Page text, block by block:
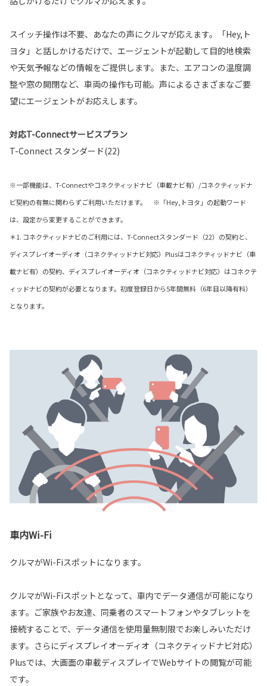
スイッチ操作は不要、あなたの声にクルマが応えます。「Hey,ト
ヨタ」と話しかけるだけで、エージェントが起動して目的地検索
や天気予報などの情報をご提供します。また、エアコンの温度調
整や窓の開閉など、車両の操作も可能。声によるさまざまなご要
望にエージェントがお応えします。
対応T-Connectサービスプラン
T-Connect スタンダード(22)
※一部機能は、T-Connectやコネクティッドナビ（車載ナビ有）/コネクティッドナ
ビ契約の有無に関わらずご利用いただけます。 ※「Hey,トヨタ」の起動ワード
は、設定から変更することができます。
＊1. コネクティッドナビのご利用には、T-Connectスタンダード（22）の契約と、
ディスプレイオーディオ（コネクティッドナビ対応）Plusはコネクティッドナビ（車
載ナビ有）の契約、ディスプレイオーディオ（コネクティッドナビ対応）はコネクテ
ィッドナビの契約が必要となります。初度登録日から5年間無料（6年目以降有料）
となります。
車内Wi-Fi
クルマがWi-Fiスポットになります。
クルマがWi-Fiスポットとなって、車内でデータ通信が可能になり
ます。ご家族やお友達、同乗者のスマートフォンやタブレットを
接続することで、データ通信を使用量無制限でお楽しみいただけ
ます。さらにディスプレイオーディオ（コネクティッドナビ対応）
Plusでは、大画面の車載ディスプレイでWebサイトの閲覧が可能
です。